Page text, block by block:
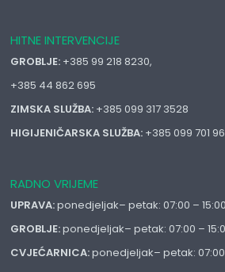
HITNE INTERVENCIJE
GROBLJE: +385 99 218 8230,
+385 44 862 695
ZIMSKA SLUŽBA: +385 099 317 3528
HIGIJENIČARSKA SLUŽBA: +385 099 701
RADNO VRIJEME
UPRAVA:ponedjeljak– petak: 07:00 – 15:00
GROBLJE:ponedjeljak– petak: 07:00 –
CVJEĆARNICA:ponedjeljak– petak: 07:00